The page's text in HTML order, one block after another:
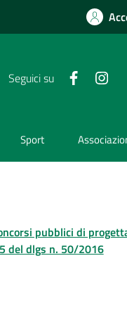
Seguici su Facebook
Sport
pubblici di
del dlgs n. 50/2016